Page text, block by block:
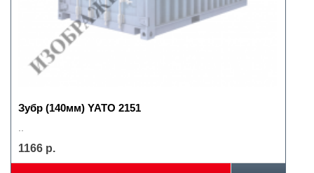
Зубр (140мм) YATO 2151
1166 р.